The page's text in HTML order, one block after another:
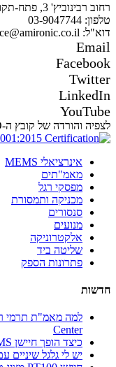
רחוב רבינוביץ' 3, פתח-תקווה 4928144.
טלפון: 03-9047744
דוא"ל: office@amironic.co.il
Email
Facebook
Twitter
LinkedIn
YouTube
לצפיה והורדה של קובץ ה-ISO יש ללחוץ על על התמונה
אינרציאלי MEMS
מאמ"תים
מפסקי רגל
מכניקה ותמסורת
סנסורים
מנועים
אלקטרוניקה
שליטה ביד
פתרונות הספק
חדשות
Center
כיצד הופך חיישן MEMS ל-IMU ברמה טקטית?
יש לי גלגל שיניים עם 24 שיניים. תשלחו לי אחד